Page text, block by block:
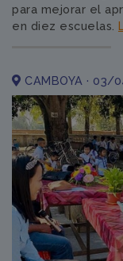
para mejorar el
en diez escuelas.
CAMBOYA · 03/